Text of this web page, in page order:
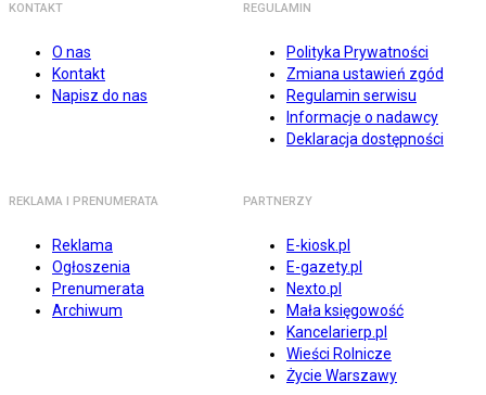
KONTAKT
O nas
Kontakt
Napisz do nas
REGULAMIN
Polityka Prywatności
Zmiana ustawień zgód
Regulamin serwisu
Informacje o nadawcy
Deklaracja dostępności
REKLAMA I PRENUMERATA
Reklama
Ogłoszenia
Prenumerata
Archiwum
PARTNERZY
E-kiosk.pl
E-gazety.pl
Nexto.pl
Mała księgowość
Kancelarierp.pl
Wieści Rolnicze
Życie Warszawy